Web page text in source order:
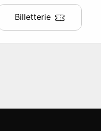
Billetterie